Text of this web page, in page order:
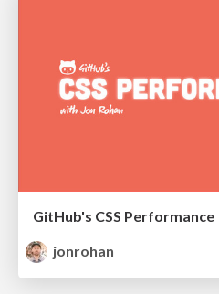
GitHub's CSS Performance
jonrohan